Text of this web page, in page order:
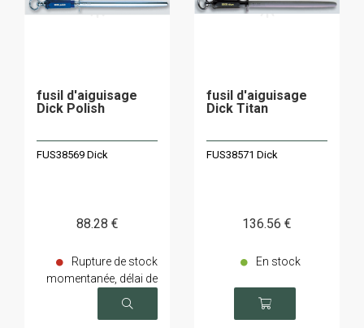
fusil d'aiguisage
Dick Polish
FUS38569 Dick
88.28 €
Rupture de stock
momentanée, délai de
livraison sur demande
fusil d'aiguisage
Dick Titan
FUS38571 Dick
136.56 €
En stock